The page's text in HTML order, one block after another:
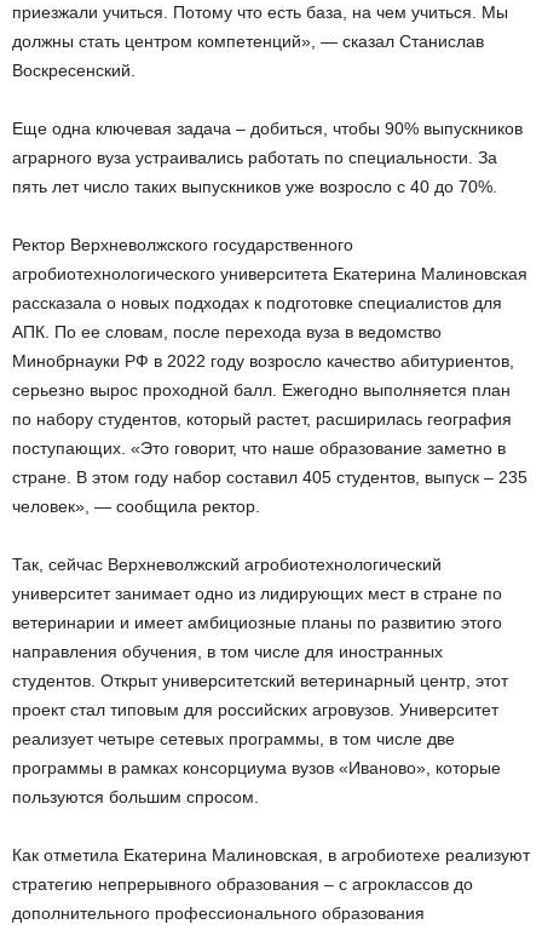
приезжали учиться. Потому что есть база, на чем учиться. Мы
должны стать центром компетенций», — сказал Станислав
Воскресенский.
Еще одна ключевая задача – добиться, чтобы 90% выпускников
аграрного вуза устраивались работать по специальности. За
пять лет число таких выпускников уже возросло с 40 до 70%.
Ректор Верхневолжского государственного
агробиотехнологического университета Екатерина Малиновская
рассказала о новых подходах к подготовке специалистов для
АПК. По ее словам, после перехода вуза в ведомство
Минобрнауки РФ в 2022 году возросло качество абитуриентов,
серьезно вырос проходной балл. Ежегодно выполняется план
по набору студентов, который растет, расширилась география
поступающих. «Это говорит, что наше образование заметно в
стране. В этом году набор составил 405 студентов, выпуск – 235
человек», — сообщила ректор.
Так, сейчас Верхневолжский агробиотехнологический
университет занимает одно из лидирующих мест в стране по
ветеринарии и имеет амбициозные планы по развитию этого
направления обучения, в том числе для иностранных
студентов. Открыт университетский ветеринарный центр, этот
проект стал типовым для российских агровузов. Университет
реализует четыре сетевых программы, в том числе две
программы в рамках консорциума вузов «Иваново», которые
пользуются большим спросом.
Как отметила Екатерина Малиновская, в агробиотехе реализуют
стратегию непрерывного образования – с агроклассов до
дополнительного профессионального образования